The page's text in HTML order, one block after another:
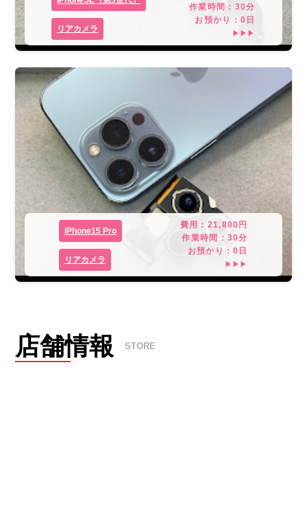
リアカメラ
作業時間： 30分
お預かり： 0 日
▶▶▶
iPhone15 Pro
リアカメラ
費用： 21,800 円
作業時間： 30分
お預かり：0 日
▶▶▶
店舗情報 STORE